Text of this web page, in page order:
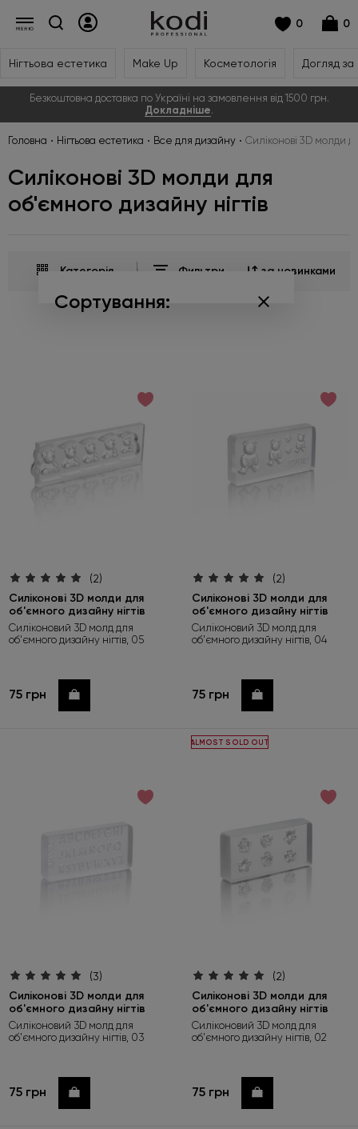
0 0
Нігтьова естетика Make Up Косметологія Догляд
Безкоштовна доставка по Україні на замовлення від 1500 грн.
Докладніше.
Головна Нігтьова естетика Все для дизайну Силіконові 3D молди
Силіконові 3D молди для
об'ємного дизайну нігтів
Категорія Фильтри за новинками
Сортування:
за зростанням ціни
за спаданням ціни
(2)
Силіконові 3D молди для
об'ємного дизайну нігтів
Силіконовий 3D молд для
об'ємного дизайну нігтів, 05
75 грн Купити
(2)
Силіконові 3D молди для
об'ємного дизайну нігтів
Силіконовий 3D молд для
об'ємного дизайну нігтів, 04
75 грн Купити
(3)
Силіконові 3D молди для
об'ємного дизайну нігтів
Силіконовий 3D молд для
об'ємного дизайну нігтів, 03
75 грн Купити
ALMOST SOLD OUT
(2)
Силіконові 3D молди для
об'ємного дизайну нігтів
Силіконовий 3D молд для
об'ємного дизайну нігтів, 02
75 грн Купити